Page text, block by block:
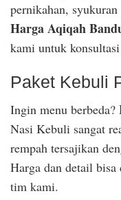
pernikahan,
Harga Aqiqah
kami untuk
Paket Kebuli
Ingin menu berbeda?
Nasi Kebuli sangat
rempah tersajikan
Harga dan detail
tim kami.